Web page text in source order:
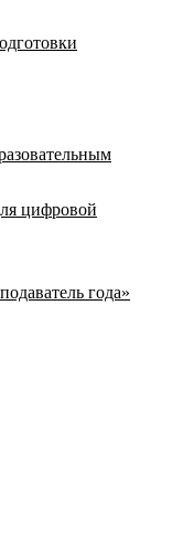
цифровой
года»